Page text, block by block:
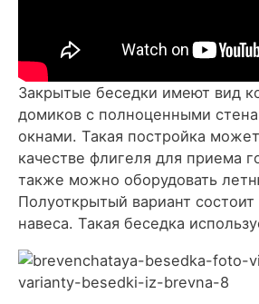
Закрытые беседки имеют вид
домиков с полноценными
окнами. Такая постройка
качестве флигеля для приема
также можно оборудовать
Полуоткрытый вариант
навеса. Такая беседка